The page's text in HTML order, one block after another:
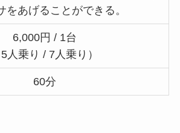
をあげることができる。
6,000円 / 1台
5人乗り / 7人乗り）
60分